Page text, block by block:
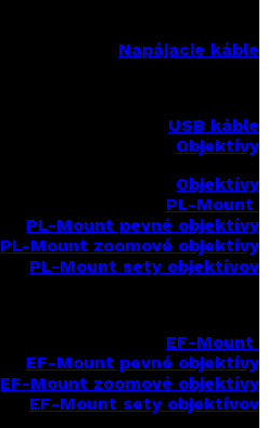
Napájacie káble
USB káble
Objektívy
Objektívy
PL-Mount
PL-Mount pevné objektívy
PL-Mount zoomové objektívy
PL-Mount sety objektívov
EF-Mount
EF-Mount pevné objektívy
EF-Mount zoomové objektívy
EF-Mount sety objektívov